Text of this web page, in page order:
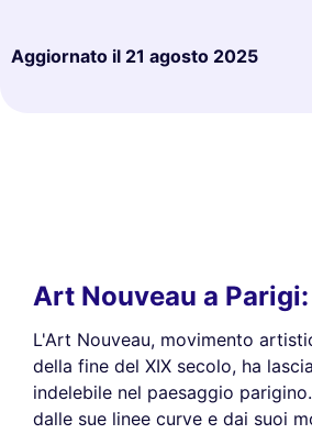
Aggiornato il 21 agosto 2025
Art Nouveau a
L'Art Nouveau, movimento
della fine del XIX secolo, ha
indelebile nel paesaggio
dalle sue linee curve e dai suoi